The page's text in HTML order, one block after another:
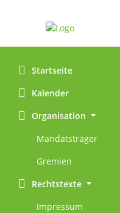
Startseite
Kalender
Organisation
Mandatsträger
Gremien
Rechtstexte
Impressum